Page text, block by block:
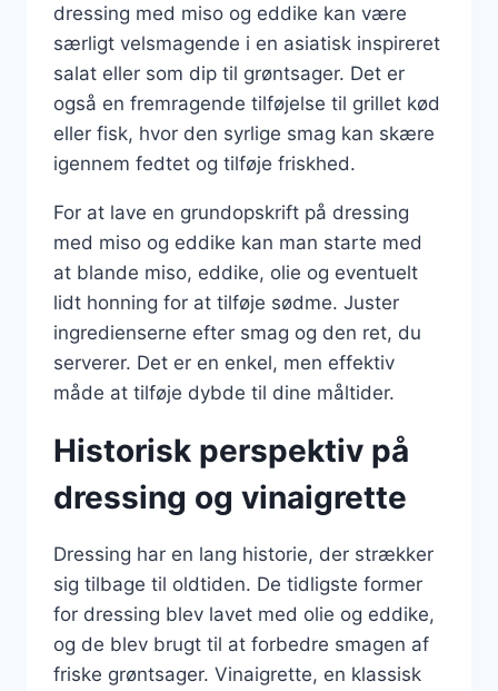
dressing med miso og eddike kan være
særligt velsmagende i en asiatisk inspireret
salat eller som dip til grøntsager. Det er
også en fremragende tilføjelse til grillet kød
eller fisk, hvor den syrlige smag kan skære
igennem fedtet og tilføje friskhed.
For at lave en grundopskrift på dressing
med miso og eddike kan man starte med
at blande miso, eddike, olie og eventuelt
lidt honning for at tilføje sødme. Juster
ingredienserne efter smag og den ret, du
serverer. Det er en enkel, men effektiv
måde at tilføje dybde til dine måltider.
Historisk perspektiv på
dressing og vinaigrette
Dressing har en lang historie, der strækker
sig tilbage til oldtiden. De tidligste former
for dressing blev lavet med olie og eddike,
og de blev brugt til at forbedre smagen af
friske grøntsager. Vinaigrette, en klassisk